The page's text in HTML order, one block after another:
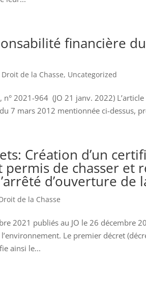
financière
Droit de la Chasse, Uncategorized
n° 2021-964 (JO 21 janv. 2022)
7 mars 2012 mentionnée ci-dessus,
Création d’un
permis de chasser et
d’ouverture de
de la Chasse
2021 publiés au JO le 26 décembre
Le premier décret
ainsi le...